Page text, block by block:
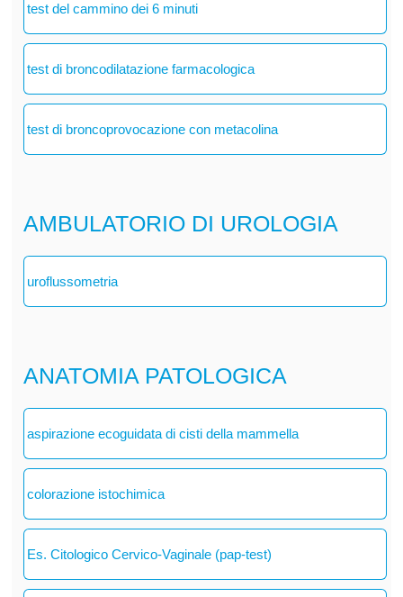
test del cammino dei 6 minuti
test di broncodilatazione farmacologica
test di broncoprovocazione con metacolina
AMBULATORIO DI UROLOGIA
uroflussometria
ANATOMIA PATOLOGICA
aspirazione ecoguidata di cisti della mammella
colorazione istochimica
Es. Citologico Cervico-Vaginale (pap-test)